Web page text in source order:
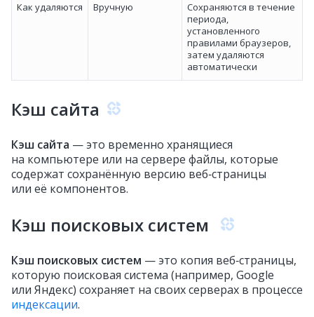
Как удаляются Вручную
Сохраняются в течение
периода,
установленного
правилами браузеров,
затем удаляются
автоматически
Кэш сайта
Кэш сайта — это временно хранящиеся
на компьютере или на сервере файлы, которые
содержат сохранённую версию веб‑страницы
или её компонентов.
Кэш поисковых систем
Кэш поисковых систем — это копия веб‑страницы,
которую поисковая система (например, Google
или Яндекс) сохраняет на своих серверах в процессе
индексации.